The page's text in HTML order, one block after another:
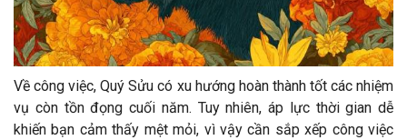
Về công việc, Quý Sửu có xu hướng hoàn thành tốt các nhiệm
vụ còn tồn đọng cuối năm. Tuy nhiên, áp lực thời gian dễ
khiến bạn cảm thấy mệt mỏi, vì vậy cần sắp xếp công việc